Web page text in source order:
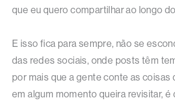
que eu quero compartilhar ao longo
E isso fica para sempre, não se
das redes sociais, onde posts têm
por mais que a gente conte as coisas
em algum momento queira revisitar, é